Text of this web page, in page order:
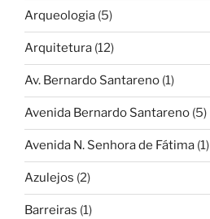
Arqueologia (5)
Arquitetura (12)
Av. Bernardo Santareno (1)
Avenida Bernardo Santareno (5)
Avenida N. Senhora de Fátima (1)
Azulejos (2)
Barreiras (1)